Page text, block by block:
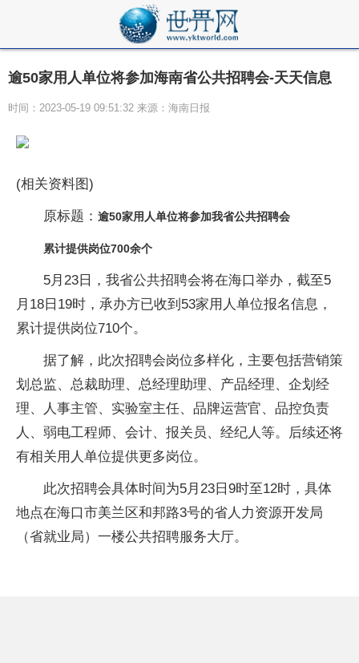
逾50家用人单位将参加海南省公共招聘会-天天信息
时间：2023-05-19 09:51:32 来源：海南日报
(相关资料图)
原标题： 逾50家用人单位将参加我省公共招聘会
累计提供岗位700余个
5月23日，我省公共招聘会将在海口举办，截至5
月18日19时，承办方已收到53家用人单位报名信息，
累计提供岗位710个。
据了解，此次招聘会岗位多样化，主要包括营销策
划总监、总裁助理、总经理助理、产品经理、企划经
理、人事主管、实验室主任、品牌运营官、品控负责
人、弱电工程师、会计、报关员、经纪人等。后续还将
有相关用人单位提供更多岗位。
此次招聘会具体时间为5月23日9时至12时，具体
地点在海口市美兰区和邦路3号的省人力资源开发局
（省就业局）一楼公共招聘服务大厅。